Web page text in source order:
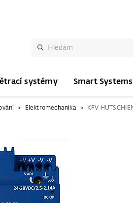
systémy Smart Systems
Elektromechanika